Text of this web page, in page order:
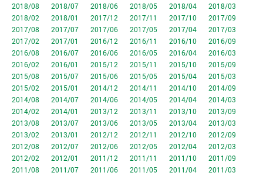
2018/08
2018/07 2018/06 2018/05 2018/04
2018/03
2018/02
2018/01 2017/12 2017/11 2017/10
2017/09
2017/08
2017/07 2017/06 2017/05 2017/04
2017/03
2017/02
2017/01 2016/12 2016/11 2016/10
2016/09
2016/08
2016/07 2016/06 2016/05 2016/04
2016/03
2016/02
2016/01 2015/12 2015/11 2015/10
2015/09
2015/08
2015/07 2015/06 2015/05 2015/04
2015/03
2015/02
2015/01 2014/12 2014/11 2014/10
2014/09
2014/08
2014/07 2014/06 2014/05 2014/04
2014/03
2014/02
2014/01 2013/12 2013/11 2013/10
2013/09
2013/08
2013/07 2013/06 2013/05 2013/04
2013/03
2013/02
2013/01 2012/12 2012/11 2012/10
2012/09
2012/08
2012/07 2012/06 2012/05 2012/04
2012/03
2012/02
2012/01 2011/12 2011/11 2011/10
2011/09
2011/08
2011/07 2011/06 2011/05 2011/04
2011/03